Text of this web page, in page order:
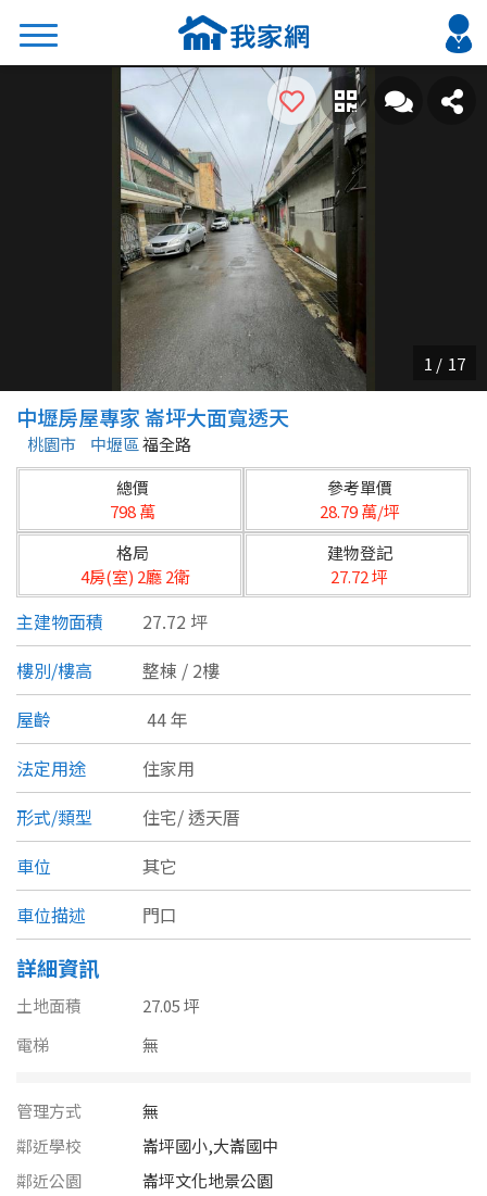
搜尋
熱門關鍵字
2026 台北降價好屋限量釋出
2026 新北降價好屋限量釋出
2026 台中降價好屋限量釋出
2026 台南降價好屋限量釋出
2026 高雄降價好屋限量釋出
縣市
不限
台北市
基隆市
新北市
宜蘭縣
桃園市
新竹市
新竹縣
苗栗縣
台中市
彰化縣
嘉義縣
台南市
區域
類型(可複選)
公寓
別墅 透天厝
農舍 辦公
坪數
不拘
40~50 坪
60~70 坪
中壢房屋專家 崙坪大面寬透天
桃園市 中壢區福全路
總價
798 萬
參考單價
28.79 萬/坪
格局
4房(室) 2廳 2衛
建物登記
27.72 坪
主建物面積
27.72 坪
樓別/樓高
整棟 / 2樓
屋齡
44 年
法定用途
住家用
形式/類型
住宅/透天厝
車位
其它
車位描述
門口
詳細資訊
土地面積
27.05 坪
電梯
無
管理方式
無
鄰近學校
崙坪國小,大崙國中
鄰近公園
崙坪文化地景公園